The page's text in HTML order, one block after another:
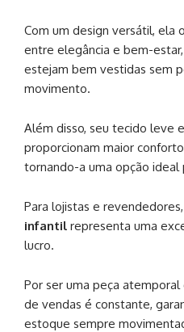
Com um design versátil,
entre elegância e bem-
estejam bem vestidas sem
movimento.
Além disso, seu tecido leve
proporcionam maior
tornando-a uma opção ideal
Para lojistas e
infantil representa uma
lucro.
Por ser uma peça
de vendas é constante,
estoque sempre